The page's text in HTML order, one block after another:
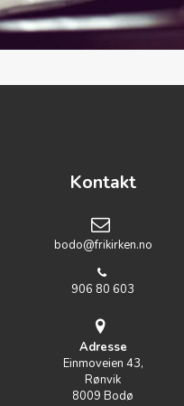
Kontakt
bodo@frikirken.no
906 80 603
Adresse
Einmoveien 43,
Rønvik
8009 Bodø